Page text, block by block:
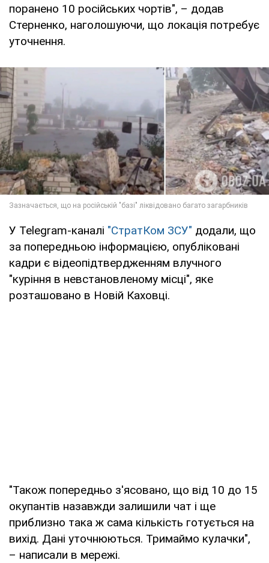
поранено 10 російських чортів", – додав
Стерненко, наголошуючи, що локація потребує
уточнення.
У Telegram-каналі "СтратКом ЗСУ" додали, що
за попередньою інформацією, опубліковані
кадри є відеопідтвердженням влучного
"куріння в невстановленому місці", яке
розташовано в Новій Каховці.
"Також попередньо з'ясовано, що від 10 до 15
окупантів назавжди залишили чат і ще
приблизно така ж сама кількість готується на
вихід. Дані уточнюються. Тримаймо кулачки",
– написали в мережі.